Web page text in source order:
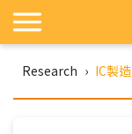
Research › IC製造